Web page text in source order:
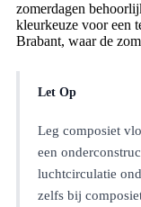
zomerdagen
kleurkeuze voor een
Brabant, waar de
Let Op
Leg composiet
een
luchtcirculatie
zelfs bij